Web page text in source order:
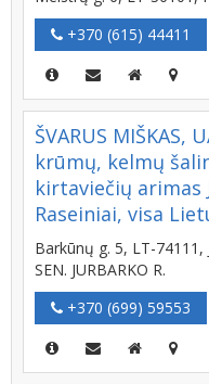
+370 (615) 44411
ŠVARUS MIŠKAS,
krūmų, kelmų
kirtaviečių arimas
Raseiniai, visa
Barkūnų g. 5, LT-74111,
SEN. JURBARKO R.
+370 (699) 59553